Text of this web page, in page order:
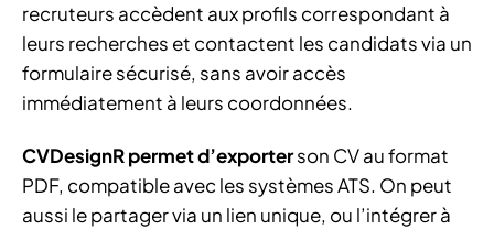
recruteurs accèdent aux profils correspondant à
leurs recherches et contactent les candidats via un
formulaire sécurisé, sans avoir accès
immédiatement à leurs coordonnées.
CVDesignR permet d’exporterson CV au format
PDF, compatible avec les systèmes ATS. On peut
aussi le partager via un lien unique, ou l’intégrer à